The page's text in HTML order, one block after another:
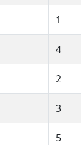
1
4
2
3
5